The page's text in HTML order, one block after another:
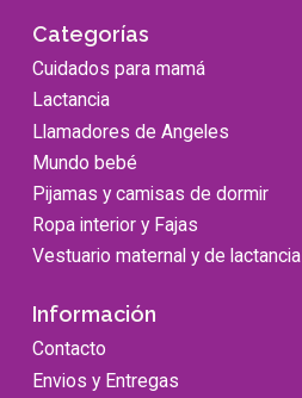
Categorías
Cuidados para mamá
Lactancia
Llamadores de Angeles
Mundo bebé
Pijamas y camisas de dormir
Ropa interior y Fajas
Vestuario maternal y de lactancia
Información
Contacto
Envios y Entregas